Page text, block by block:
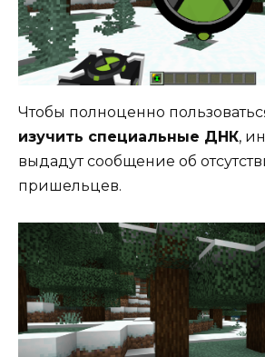
Чтобы полноценно
изучить специальные ДНК,
выдадут сообщение об
пришельцев.